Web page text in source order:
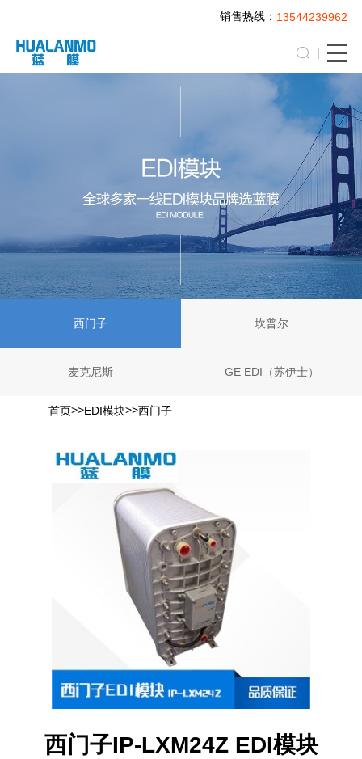
销售热线： 13544239962
西门子 坎普尔
麦克尼斯 GE EDI（苏伊士）
首页>>EDI模块>>西门子
西门子IP-LXM24Z EDI模块